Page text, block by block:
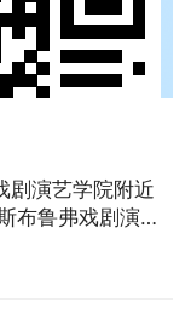
剧演艺学院附近
布鲁弗戏剧演艺